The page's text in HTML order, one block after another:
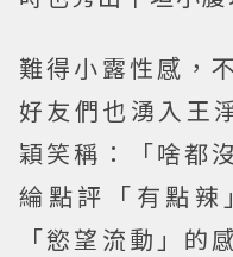
難得小露性感，
好友們也湧入王
穎笑稱：「啥都
綸點評「有點辣
「慾望流動」的